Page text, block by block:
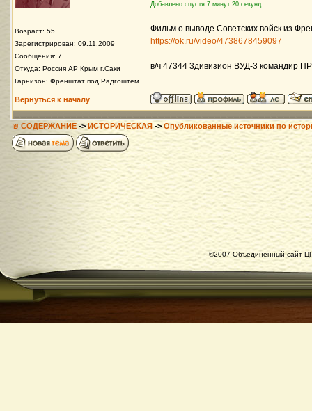
Возраст: 55
Зарегистрирован: 09.11.2009
Сообщения: 7
Откуда: Россия АР Крым г.Саки
Гарнизон: Френштат под Радгоштем
Добавлено спустя 7 минут 20 секунд:
Фильм о выводе Советских войск из
https://ok.ru/video/4738678459097
в/ч 47344 3дивизион ВУД-3 командир
Вернуться к началу
₪ СОДЕРЖАНИЕ->ИСТОРИЧЕСКАЯ-> Опубликованные источники по
©2007 Объединенный сайт